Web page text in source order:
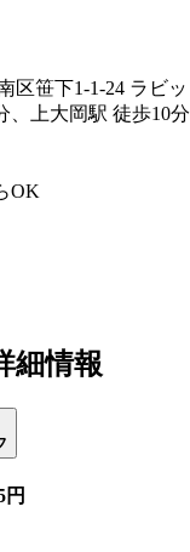
区笹下1-1-24 ラビ
、上大岡駅 徒歩10
OK
細情報
円